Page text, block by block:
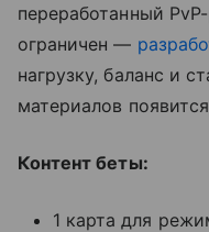
переработанный
ограничен —
нагрузку, баланс и
материалов
Контент беты:
1 карта для